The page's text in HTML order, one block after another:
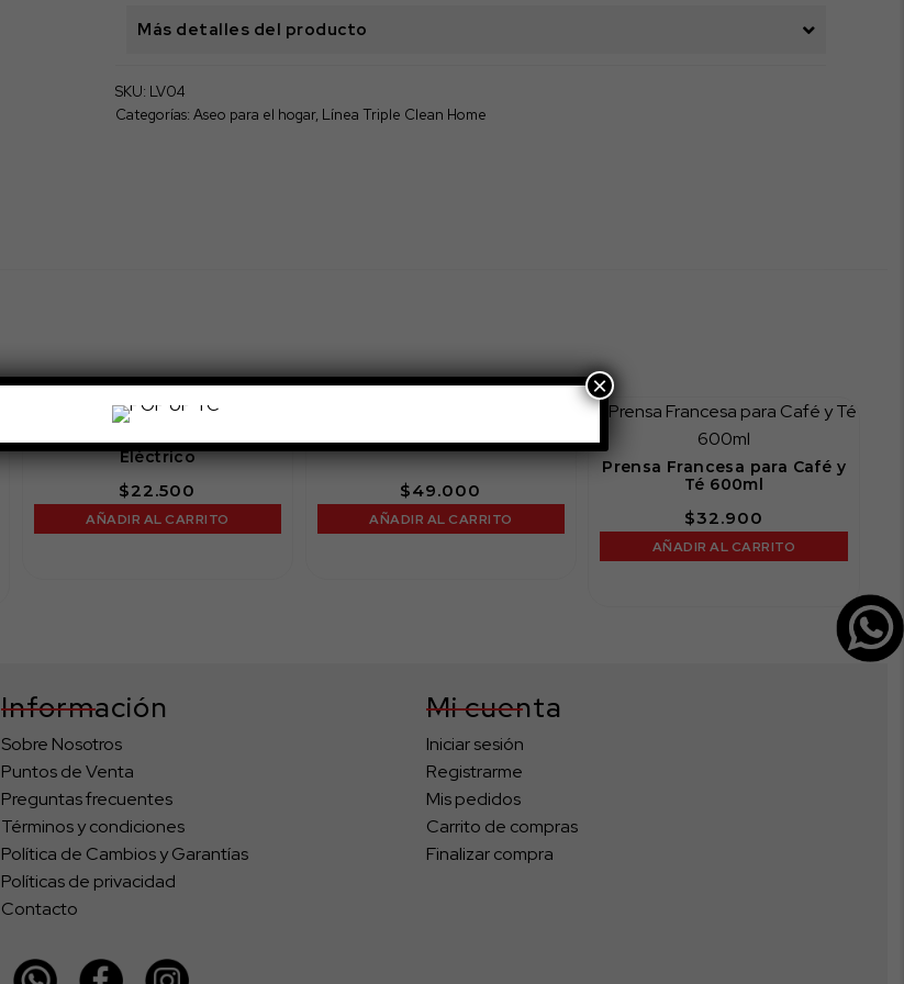
Más detalles del producto
SKU: LV04
Categorías:Aseo para el hogar, Línea Triple Clean Home
Cepillo De Limpieza
Eléctrico
$22.500
AÑADIR AL CARRITO
Cava Nevera 5 Litros Plástica
$49.000
AÑADIR AL CARRITO
Prensa Francesa para Café y
Té 600ml
$32.900
AÑADIR AL CARRITO
Información
Sobre Nosotros
Puntos de Venta
Preguntas frecuentes
Términos y condiciones
Política de Cambios y Garantías
Políticas de privacidad
Contacto
Mi cuenta
Iniciar sesión
Registrarme
Mis pedidos
Carrito de compras
Finalizar compra
×